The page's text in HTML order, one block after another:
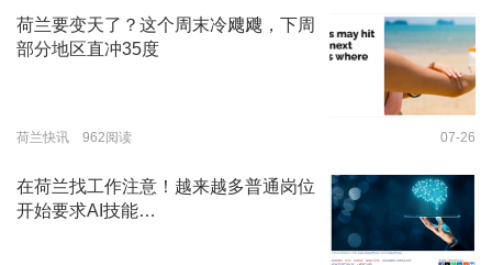
荷兰要变天了？这个周末冷飕飕，下周
部分地区直冲35度
荷兰快讯 962阅读 07-26
在荷兰找工作注意！越来越多普通岗位
开始要求AI技能…